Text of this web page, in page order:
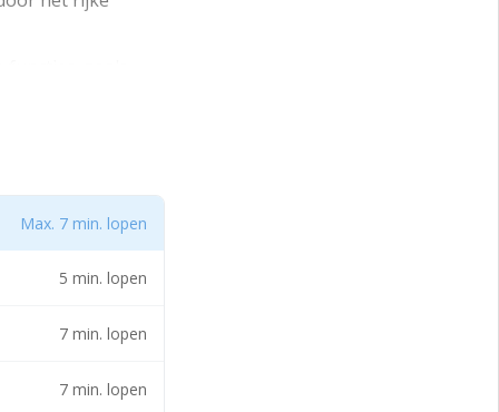
Max. 7 min. lopen
5 min. lopen
7 min. lopen
7 min. lopen